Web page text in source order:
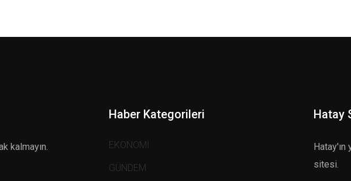
kalmayın.
Haber Kategorileri
EKONOMİ
GÜNDEM
Hatay
sitesi.